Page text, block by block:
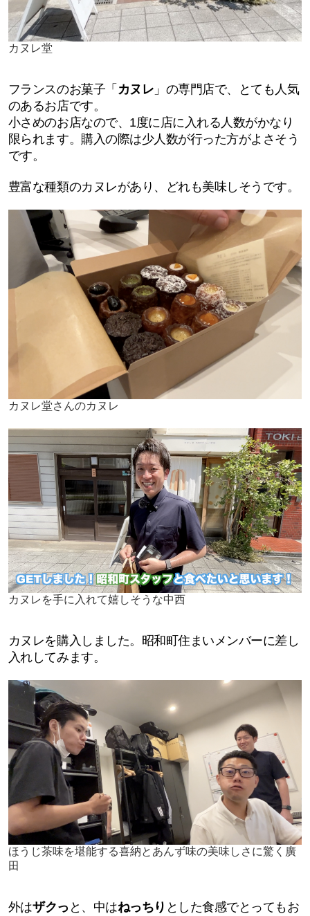
カヌレ堂
フランスのお菓子「 カヌレ 」の専門店で、とても人気
のあるお店です。
小さめのお店なので、1度に店に入れる人数がかなり
限られます。購入の際は少人数が行った方がよさそう
です。
豊富な種類のカヌレがあり、どれも美味しそうです。
カヌレ堂さんのカヌレ
カヌレを手に入れて嬉しそうな中西
カヌレを購入しました。昭和町住まいメンバーに差し
入れしてみます。
ほうじ茶味を堪能する喜納とあんず味の美味しさに驚く廣
田
外はザクっ と、中はねっちり とした食感でとってもお